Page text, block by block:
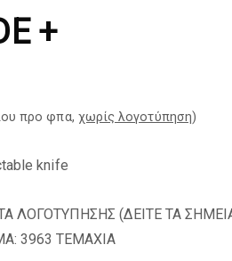
+
προ φπα, χωρίς λογοτύπηση)
knife
ΛΟΓΟΤΥΠΗΣΗΣ (ΔΕΙΤΕ ΤΑ
3963 TEMAXIA